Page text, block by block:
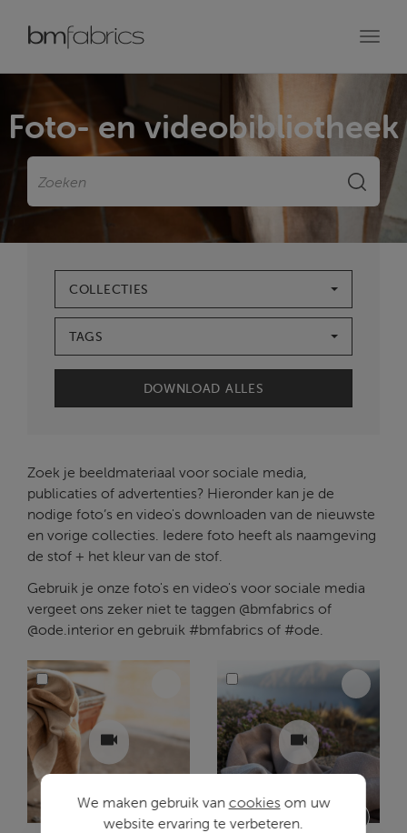
Foto- en videobibliotheek
Zoeken
COLLECTIES
TAGS
DOWNLOAD ALLES
Zoek je beeldmateriaal voor sociale media,
publicaties of advertenties? Hieronder kan je de
nodige foto’s en video's downloaden van de nieuwste
en vorige collecties. Iedere foto heeft als naamgeving
de stof + het kleur van de stof.
Gebruik je onze foto's en video's voor sociale media
vergeet ons zeker niet te taggen @bmfabrics of
@ode.interior en gebruik #bmfabrics of #ode.
We maken gebruik van cookiesom uw
website ervaring te verbeteren.